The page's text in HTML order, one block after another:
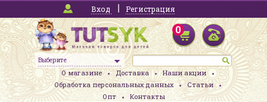
Вход Регистрация
Выберите
0
О магазине Доставка
Наши акции
Обработка персональных данных
Статьи
Опт
Контакты